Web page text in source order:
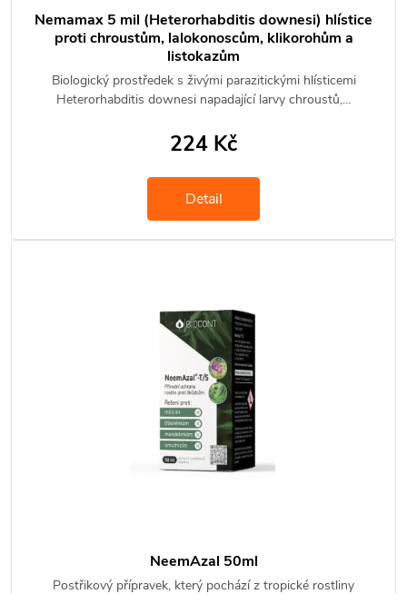
Nemamax 5 mil (Heterorhabditis downesi) hlístice
proti chroustům, lalokonoscům, klikorohům a
listokazům
Biologický prostředek s živými parazitickými hlísticemi
Heterorhabditis downesi napadající larvy chroustů,…
224 Kč
Detail
NeemAzal 50ml
Postřikový přípravek, který pochází z tropické rostliny